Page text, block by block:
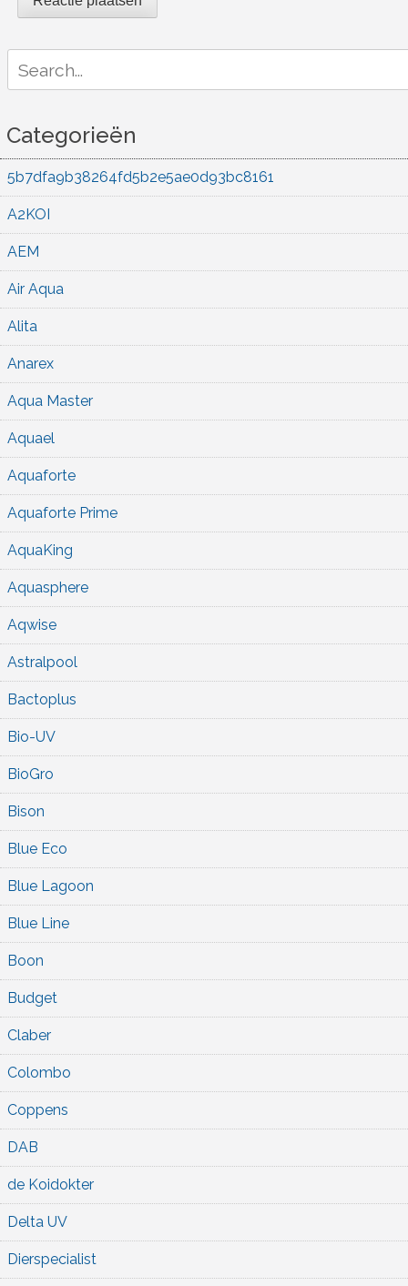
for:
Categorieën
5b7dfa9b38264fd5b2e5ae0d93bc8161
A2KOI
AEM
Air Aqua
Alita
Anarex
Aqua Master
Aquael
Aquaforte
Aquaforte Prime
AquaKing
Aquasphere
Aqwise
Astralpool
Bactoplus
Bio-UV
BioGro
Bison
Blue Eco
Blue Lagoon
Blue Line
Boon
Budget
Claber
Colombo
Coppens
DAB
de Koidokter
Delta UV
Dierspecialist